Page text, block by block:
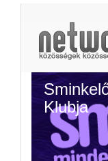
Klubja